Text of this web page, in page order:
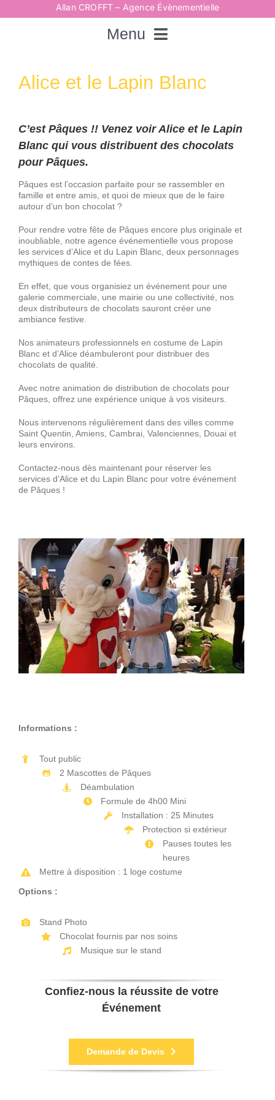
au
Allan CROFFT – Agence Évènementielle
Menu
Rechercher:
Accueil
Techniques
Animations
Décorations
Accès Pro
Alice et le Lapin Blanc
C’est Pâques !! Venez voir Alice et le Lapin
Blanc qui vous distribuent des chocolats
pour Pâques.
Pâques est l’occasion parfaite pour se rassembler en
famille et entre amis, et quoi de mieux que de le faire
autour d’un bon chocolat ?
Pour rendre votre fête de Pâques encore plus originale et
inoubliable, notre agence événementielle vous propose
les services d’Alice et du Lapin Blanc, deux personnages
mythiques de contes de fées.
En effet, que vous organisiez un événement pour une
galerie commerciale, une mairie ou une collectivité, nos
deux distributeurs de chocolats sauront créer une
ambiance festive.
Nos animateurs professionnels en costume de Lapin
Blanc et d’Alice déambuleront pour distribuer des
chocolats de qualité.
Avec notre animation de distribution de chocolats pour
Pâques, offrez une expérience unique à vos visiteurs.
Nous intervenons régulièrement dans des villes comme
Saint Quentin, Amiens, Cambrai, Valenciennes, Douai et
leurs environs.
Contactez-nous dès maintenant pour réserver les
services d’Alice et du Lapin Blanc pour votre événement
de Pâques !
Informations :
Tout public
2 Mascottes de Pâques
Déambulation
Formule de 4h00 Mini
Installation : 25 Minutes
Protection si extérieur
Pauses toutes les
heures
Mettre à disposition : 1 loge costume
Options :
Stand Photo
Chocolat fournis par nos soins
Musique sur le stand
Confiez-nous la réussite de votre
Événement
Demande de Devis